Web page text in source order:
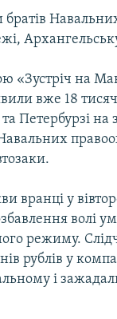
«Зустріч на
вже 18
Петербурзі
вранці у
волі
режиму.
рублів у
і